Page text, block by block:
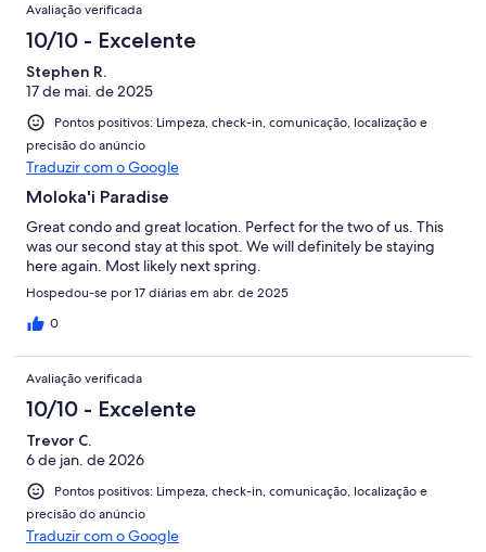
Avaliação verificada
10/10 - Excelente
Stephen R.
17 de mai. de 2025
Pontos positivos: Limpeza, check-in, comunicação, localização e
precisão do anúncio
Traduzir com o Google
Moloka'i Paradise
Great condo and great location. Perfect for the two of us. This
was our second stay at this spot. We will definitely be staying
here again. Most likely next spring.
Hospedou-se por 17 diárias em abr. de 2025
0
Avaliação verificada
10/10 - Excelente
Trevor C.
6 de jan. de 2026
Pontos positivos: Limpeza, check-in, comunicação, localização e
precisão do anúncio
Traduzir com o Google